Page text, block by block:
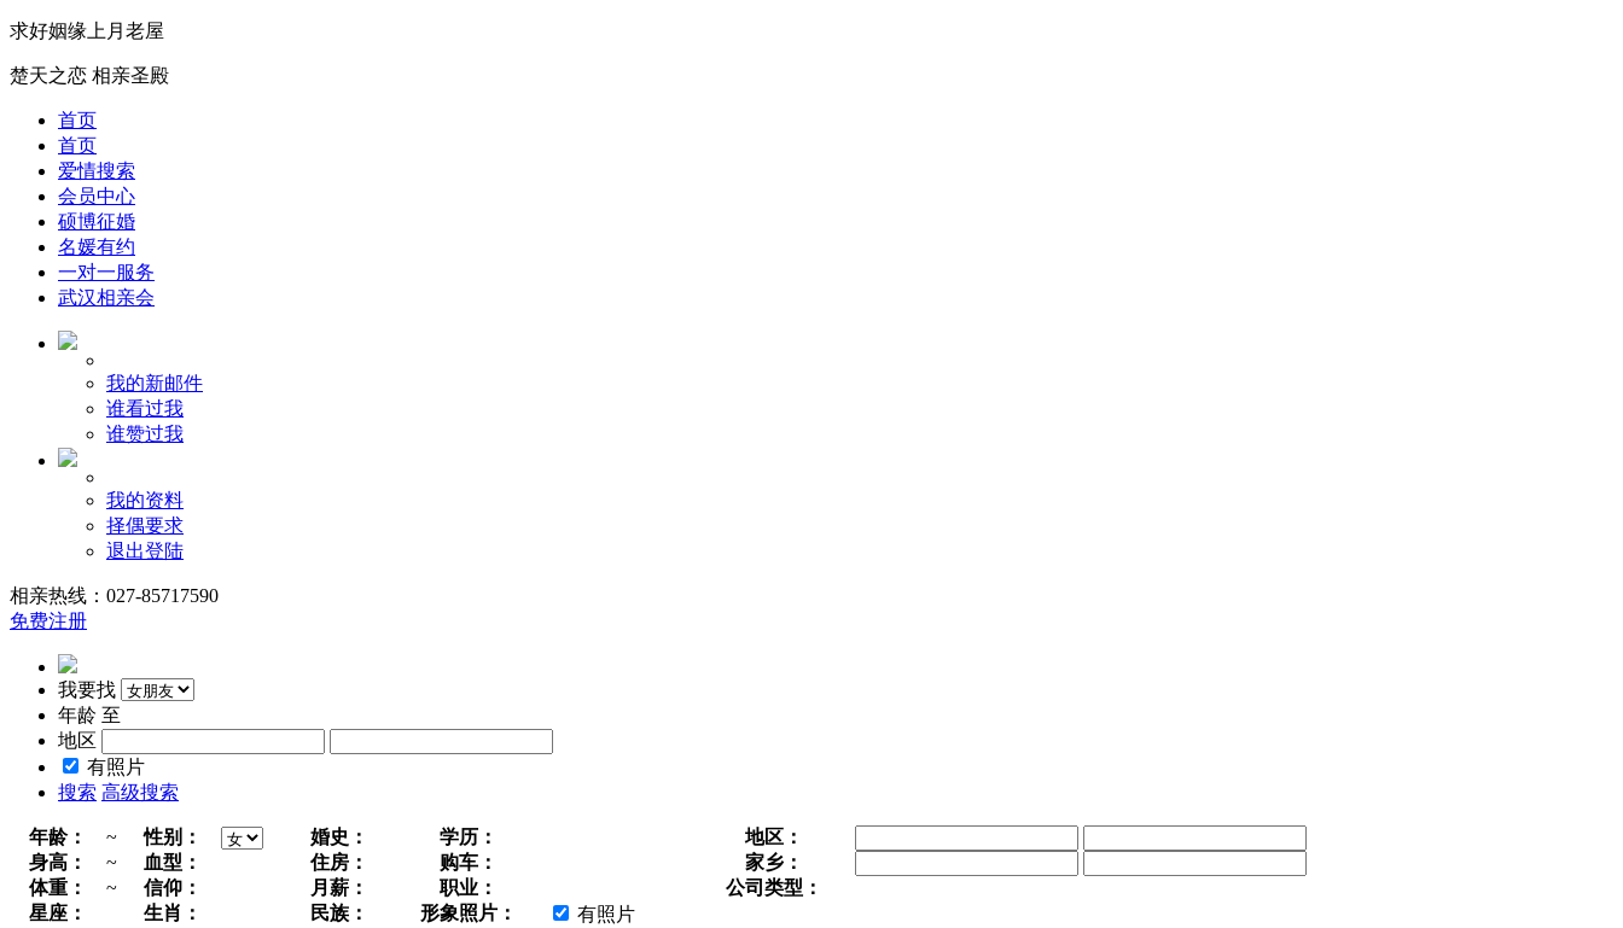
求好姻缘上月老屋
楚天之恋 相亲圣殿
首页
首页
爱情搜索
会员中心
硕博征婚
名媛有约
一对一服务
武汉相亲会
我的新邮件
谁看过我
谁赞过我
我的资料
择偶要求
退出登陆
相亲热线：027-85717590
免费注册
我要找
年龄 至
地区
有照片
搜索 高级搜索
年龄： ~ 性别： 婚史： 学历：
地区：
身高：
~ 血型： 住房： 购车：
家乡：
体重：
~ 信仰： 月薪： 职业：
公司类型：
星座：
生肖： 民族： 形象照片：
有照片